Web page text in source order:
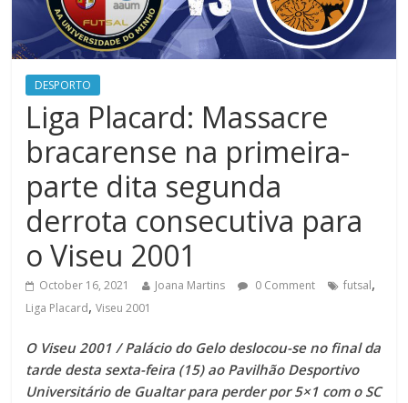
DESPORTO
Liga Placard: Massacre
bracarense na primeira-
parte dita segunda
derrota consecutiva para
o Viseu 2001
October 16, 2021 Joana Martins 0 Comment futsal,
Liga Placard,Viseu 2001
O Viseu 2001 / Palácio do Gelo deslocou-se no final da
tarde desta sexta-feira (15) ao Pavilhão Desportivo
Universitário de Gualtar para perder por 5×1 com o SC